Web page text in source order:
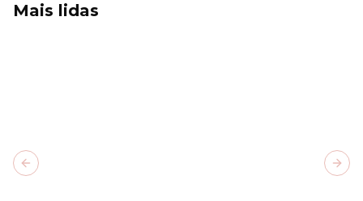
Mais lidas
Previous slide